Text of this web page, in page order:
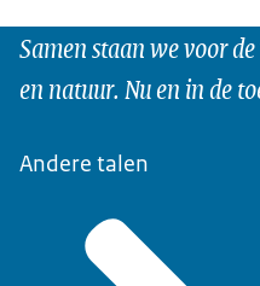
Samen staan we voor
en natuur. Nu en in de
Andere talen